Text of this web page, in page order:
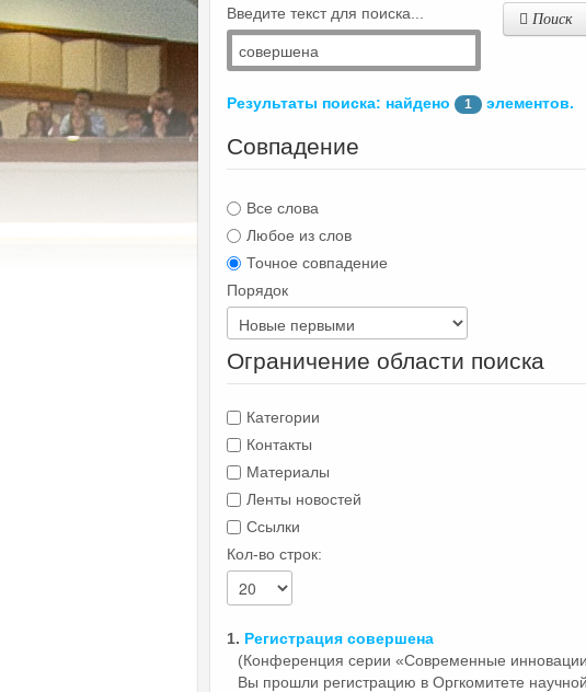
Введите текст для поиска... Поиск
Результаты поиска: найдено 1 элементов.
Совпадение
Все слова
Любое из слов
Точное совпадение
Порядок
Ограничение области поиска
Категории
Контакты
Материалы
Ленты новостей
Ссылки
Кол-во строк:
1. Регистрация совершена
(Конференция серии «Современные
Вы прошли регистрацию в Оргкомитете